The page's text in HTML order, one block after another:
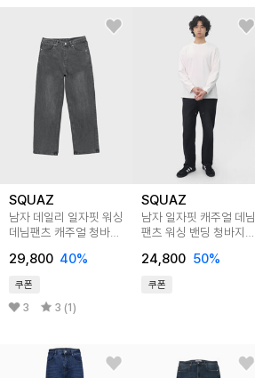
SQUAZ
남자 데일리 일자핏 워싱
데님팬츠 캐주얼 청바지
29,800 40%
쿠폰
3 3 (1)
SQUAZ
남자 일자핏 캐주얼 데님
팬츠 워싱 밴딩 청바지
24,800 50%
쿠폰